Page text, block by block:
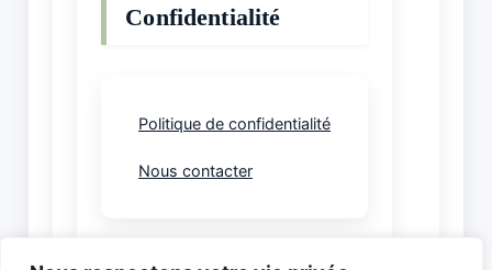
Confidentialité
Politique de confidentialité
Nous contacter